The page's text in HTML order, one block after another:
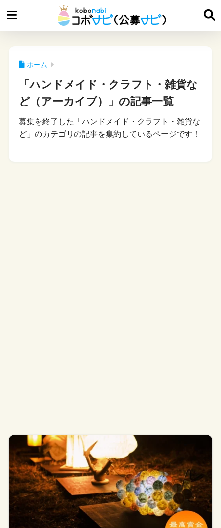
ホーム
「ハンドメイド・クラフト・雑貨な
ど（アーカイブ）」の記事一覧
募集を終了した「ハンドメイド・クラフト・雑貨な
ど」のカテゴリの記事を集約しているページです！